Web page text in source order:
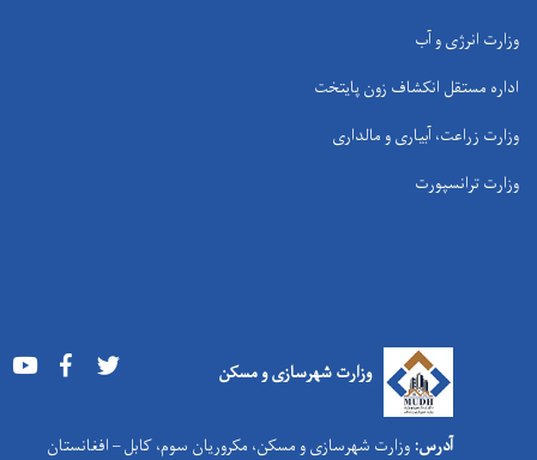
وزارت انرژی و آب
اداره مستقل انکشاف زون پایتخت
وزارت زراعت، آبیاری و مالداری
وزارت ترانسپورت
وزارت شهرسازی و مسکن Youtube Facebook
آدرس: وزارت شهرسازی و مسکن، مکروریان سوم، کابل – افغانستان